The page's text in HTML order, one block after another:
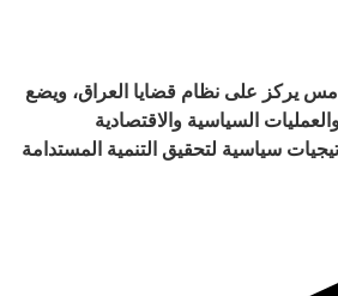
يركز على نظام قضايا العراق، ويضع
السياسية والاقتصادية
سياسية لتحقيق التنمية المستدامة